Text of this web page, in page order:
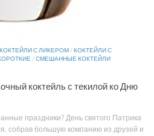
КОКТЕЙЛИ С ЛИКЕРОМ/КОКТЕЙЛИ С
/СМЕШАННЫЕ КОКТЕЙЛИ
коктейль с текилой ко Дню
праздники? День святого Патрика
собрав большую компанию из друзей и